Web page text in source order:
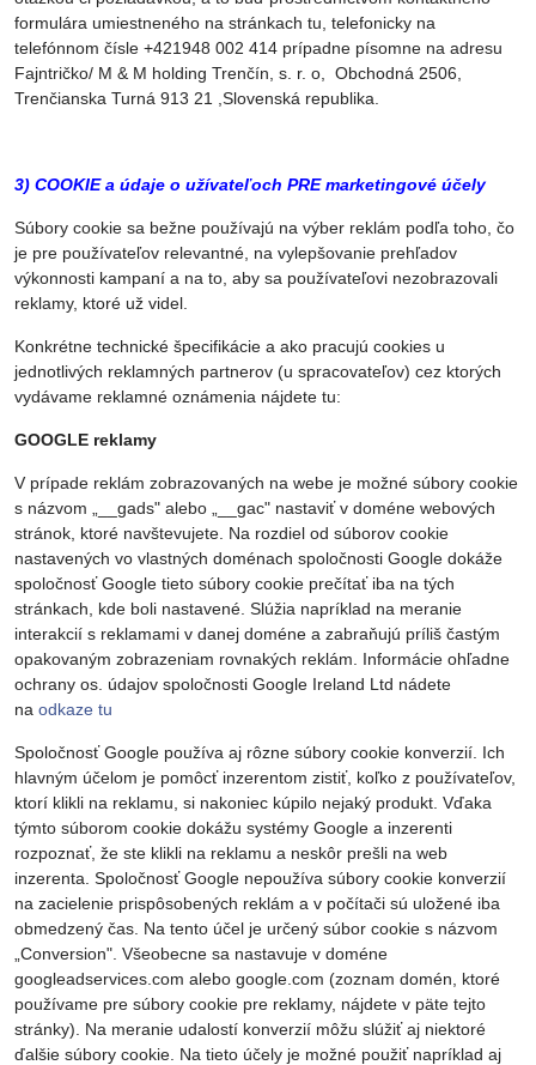
formulára umiestneného na stránkach tu, telefonicky na
telefónnom čísle +421948 002 414 prípadne písomne na adresu
Fajntričko/ M & M holding Trenčín, s. r. o, Obchodná 2506,
Trenčianska Turná 913 21 ,Slovenská republika.
3) COOKIE a údaje o užívateľoch PRE marketingové účely
Súbory cookie sa bežne používajú na výber reklám podľa toho, čo
je pre používateľov relevantné, na vylepšovanie prehľadov
výkonnosti kampaní a na to, aby sa používateľovi nezobrazovali
reklamy, ktoré už videl.
Konkrétne technické špecifikácie a ako pracujú cookies u
jednotlivých reklamných partnerov (u spracovateľov) cez ktorých
vydávame reklamné oznámenia nájdete tu:
GOOGLE reklamy
V prípade reklám zobrazovaných na webe je možné súbory cookie
s názvom „__gads" alebo „__gac" nastaviť v doméne webových
stránok, ktoré navštevujete. Na rozdiel od súborov cookie
nastavených vo vlastných doménach spoločnosti Google dokáže
spoločnosť Google tieto súbory cookie prečítať iba na tých
stránkach, kde boli nastavené. Slúžia napríklad na meranie
interakcií s reklamami v danej doméne a zabraňujú príliš častým
opakovaným zobrazeniam rovnakých reklám. Informácie ohľadne
ochrany os. údajov spoločnosti Google Ireland Ltd nádete
na odkaze tu
Spoločnosť Google používa aj rôzne súbory cookie konverzií. Ich
hlavným účelom je pomôcť inzerentom zistiť, koľko z používateľov,
ktorí klikli na reklamu, si nakoniec kúpilo nejaký produkt. Vďaka
týmto súborom cookie dokážu systémy Google a inzerenti
rozpoznať, že ste klikli na reklamu a neskôr prešli na web
inzerenta. Spoločnosť Google nepoužíva súbory cookie konverzií
na zacielenie prispôsobených reklám a v počítači sú uložené iba
obmedzený čas. Na tento účel je určený súbor cookie s názvom
„Conversion". Všeobecne sa nastavuje v doméne
googleadservices.com alebo google.com (zoznam domén, ktoré
používame pre súbory cookie pre reklamy, nájdete v päte tejto
stránky). Na meranie udalostí konverzií môžu slúžiť aj niektoré
ďalšie súbory cookie. Na tieto účely je možné použiť napríklad aj